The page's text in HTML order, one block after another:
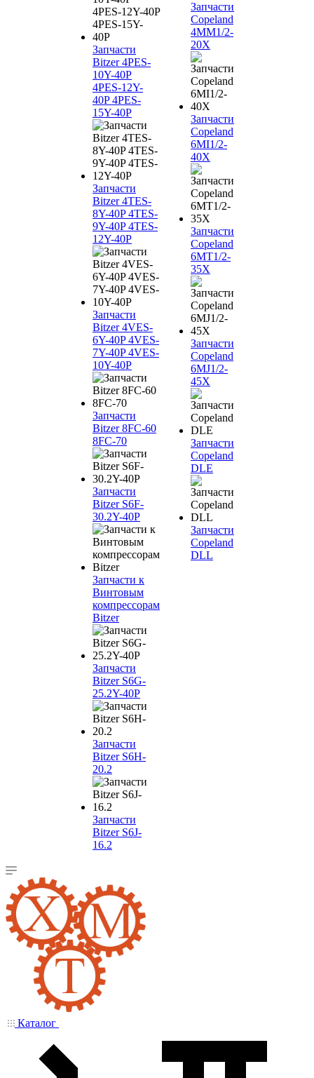
Запчасти
Bitzer 4PES-
10Y-40P
4PES-12Y-
40P 4PES-
15Y-40P
Запчасти
Bitzer 4TES-
8Y-40P 4TES-
9Y-40P 4TES-
12Y-40P
Запчасти
Bitzer 4VES-
6Y-40P 4VES-
7Y-40P 4VES-
10Y-40P
Запчасти
Bitzer 8FC-60
8FC-70
Запчасти
Bitzer S6F-
30.2Y-40P
Запчасти к
Винтовым
компрессорам
Bitzer
Запчасти
Bitzer S6G-
25.2Y-40P
Запчасти
Bitzer S6H-
20.2
Запчасти
Bitzer S6J-
16.2
Запчасти
Copeland
4MM1/2-
20X
Запчасти
Copeland
6MI1/2-
40X
Запчасти
Copeland
6MT1/2-
35X
Запчасти
Copeland
6MJ1/2-
45X
Запчасти
Copeland
DLE
Запчасти
Copeland
DLL
Каталог